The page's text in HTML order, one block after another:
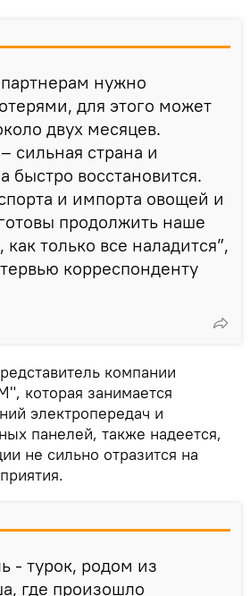
нужно
для этого может
двух месяцев.
сильная страна и
быстро восстановится.
и импорта овощей и
продолжить наше
как только все наладится”,
корреспонденту
компании
которая занимается
электропередач и
панелей, также надеется,
не сильно отразится на
- турок, родом из
где произошло